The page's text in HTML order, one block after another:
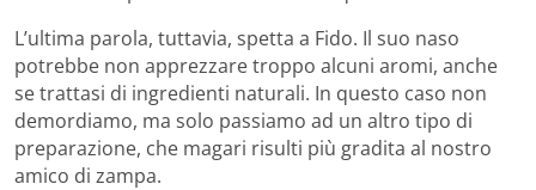
L’ultima parola, tuttavia, spetta a Fido. Il suo naso
potrebbe non apprezzare troppo alcuni aromi, anche
se trattasi di ingredienti naturali. In questo caso non
demordiamo, ma solo passiamo ad un altro tipo di
preparazione, che magari risulti più gradita al nostro
amico di zampa.